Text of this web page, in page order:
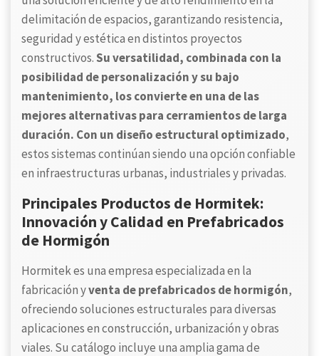
delimitación de espacios, garantizando resistencia,
seguridad y estética en distintos proyectos
constructivos.Su versatilidad, combinada con la
posibilidad de personalización y su bajo
mantenimiento, los convierte en una de las
mejores alternativas para cerramientos de larga
duración. Con un diseño estructural optimizado,
estos sistemas continúan siendo una opción confiable
en infraestructuras urbanas, industriales y privadas.
Principales Productos de Hormitek:
Innovación y Calidad en Prefabricados
de Hormigón
Hormitek es una empresa especializada en la
fabricación yventa de prefabricados de hormigón,
ofreciendo soluciones estructurales para diversas
aplicaciones en construcción, urbanización y obras
viales. Su catálogo incluye una amplia gama de